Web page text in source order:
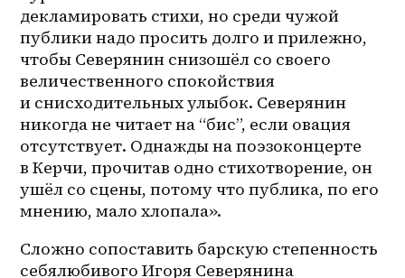
декламировать стихи, но среди чужой
публики надо просить долго и прилежно,
чтобы Северянин снизошёл со своего
величественного спокойствия
и снисходительных улыбок. Северянин
никогда не читает на “бис”, если овация
отсутствует. Однажды на поэзоконцерте
в Керчи, прочитав одно стихотворение, он
ушёл со сцены, потому что публика, по его
мнению, мало хлопала».
Сложно сопоставить барскую степенность
себялюбивого Игоря Северянина